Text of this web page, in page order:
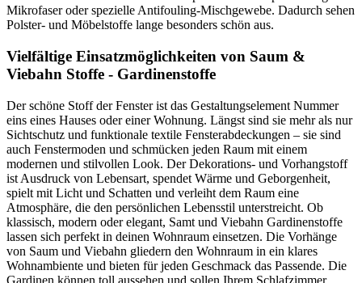
Mikrofaser oder spezielle Antifouling-Mischgewebe. Dadurch sehen
Polster- und Möbelstoffe lange besonders schön aus.
Vielfältige Einsatzmöglichkeiten von Saum &
Viebahn Stoffe - Gardinenstoffe
Der schöne Stoff der Fenster ist das Gestaltungselement Nummer
eins eines Hauses oder einer Wohnung. Längst sind sie mehr als nur
Sichtschutz und funktionale textile Fensterabdeckungen – sie sind
auch Fenstermoden und schmücken jeden Raum mit einem
modernen und stilvollen Look. Der Dekorations- und Vorhangstoff
ist Ausdruck von Lebensart, spendet Wärme und Geborgenheit,
spielt mit Licht und Schatten und verleiht dem Raum eine
Atmosphäre, die den persönlichen Lebensstil unterstreicht. Ob
klassisch, modern oder elegant, Samt und Viebahn Gardinenstoffe
lassen sich perfekt in deinen Wohnraum einsetzen. Die Vorhänge
von Saum und Viebahn gliedern den Wohnraum in ein klares
Wohnambiente und bieten für jeden Geschmack das Passende. Die
Gardinen können toll aussehen und sollen Ihrem Schlafzimmer